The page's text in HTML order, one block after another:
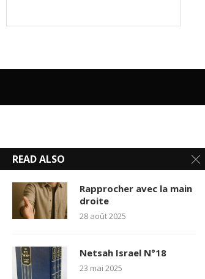
READ ALSO
Rapprocher avec la main
droite
28 août 2025
Netsah Israel N°18
23 mai 2025